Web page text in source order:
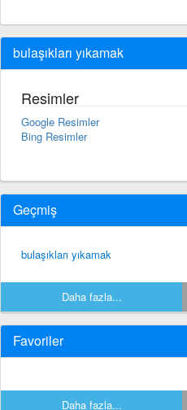
bulaşıkları yıkamak
Resimler
Google Resimler
Bing Resimler
Geçmiş
bulaşıkları yıkamak
Daha fazla...
Favoriler
Daha fazla...